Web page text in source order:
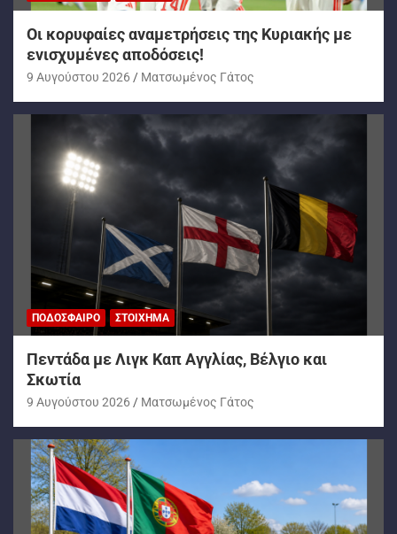
Oι κορυφαίες αναμετρήσεις της Κυριακής με
ενισχυμένες αποδόσεις!
9 Αυγούστου 2026 Ματσωμένος Γάτος
ΠΟΔΌΣΦΑΙΡΟ ΣΤΟΊΧΗΜΑ
Πεντάδα με Λιγκ Καπ Αγγλίας, Βέλγιο και
Σκωτία
9 Αυγούστου 2026 Ματσωμένος Γάτος